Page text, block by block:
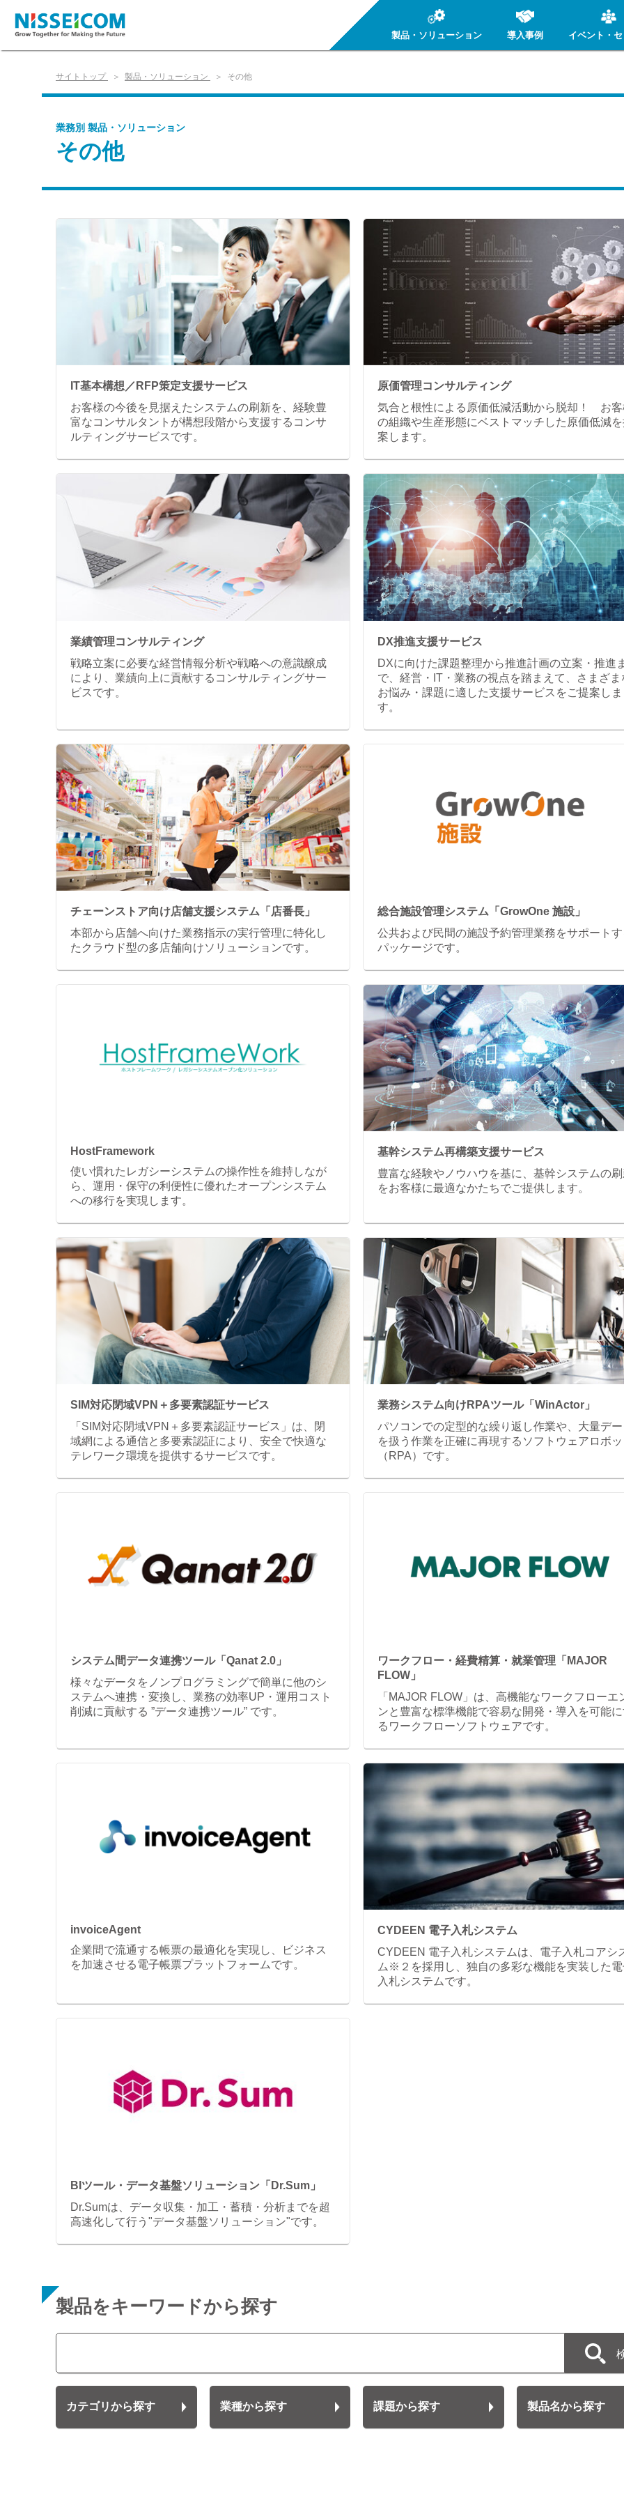
製品・ソリューション 導入事例 イベント・
サイトトップ 製品・ソリューション その他
業務別 製品・ソリューション
その他
IT基本構想／RFP策定支援サービス
お客様の今後を見据えたシステムの刷新を、経験豊
富なコンサルタントが構想段階から支援するコンサ
ルティングサービスです。
原価管理コンサルティング
気合と根性による原価低減活動から脱却！ お
の組織や生産形態にベストマッチした原価低減
案します。
業績管理コンサルティング
戦略立案に必要な経営情報分析や戦略への意識醸成
により、業績向上に貢献するコンサルティングサー
ビスです。
DX推進支援サービス
DXに向けた課題整理から推進計画の立案・推進
で、経営・IT・業務の視点を踏まえて、さまざま
お悩み・課題に適した支援サービスをご提案しま
す。
チェーンストア向け店舗支援システム「店番長」
本部から店舗へ向けた業務指示の実行管理に特化し
たクラウド型の多店舗向けソリューションです。
総合施設管理システム「GrowOne 施設」
公共および民間の施設予約管理業務をサポート
パッケージです。
HostFramework
使い慣れたレガシーシステムの操作性を維持しなが
ら、運用・保守の利便性に優れたオープンシステム
への移行を実現します。
基幹システム再構築支援サービス
豊富な経験やノウハウを基に、基幹システムの
をお客様に最適なかたちでご提供します。
SIM対応閉域VPN＋多要素認証サービス
「SIM対応閉域VPN＋多要素認証サービス」は、閉
域網による通信と多要素認証により、安全で快適な
テレワーク環境を提供するサービスです。
業務システム向けRPAツール「WinActor」
パソコンでの定型的な繰り返し作業や、大量デ
を扱う作業を正確に再現するソフトウェアロボ
（RPA）です。
システム間データ連携ツール「Qanat 2.0」
様々なデータをノンプログラミングで簡単に他のシ
ステムへ連携・変換し、業務の効率UP・運用コスト
削減に貢献する ”データ連携ツール” です。
ワークフロー・経費精算・就業管理「MAJOR
FLOW」
「MAJOR FLOW」は、高機能なワークフローエ
ンと豊富な標準機能で容易な開発・導入を可能
るワークフローソフトウェアです。
invoiceAgent
企業間で流通する帳票の最適化を実現し、ビジネス
を加速させる電子帳票プラットフォームです。
CYDEEN 電子入札システム
CYDEEN 電子入札システムは、電子入札コアシ
ム※２を採用し、独自の多彩な機能を実装した
入札システムです。
BIツール・データ基盤ソリューション「Dr.Sum」
Dr.Sumは、データ収集・加工・蓄積・分析までを超
高速化して行う"データ基盤ソリューション"です。
製品をキーワードから探す
カテゴリから探す 業種から探す 課題から探す 製品名から探す